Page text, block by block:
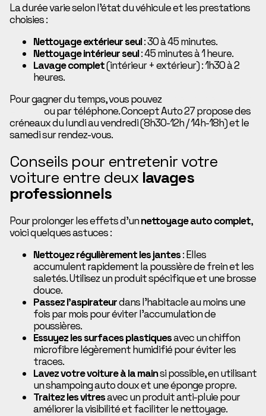
La durée varie selon l’état du véhicule et les prestations
choisies :
Nettoyage extérieur seul: 30 à 45 minutes.
Nettoyage intérieur seul: 45 minutes à 1 heure.
Lavage complet(intérieur + extérieur) : 1h30 à 2
heures.
Pour gagner du temps, vous pouvez
ou par téléphone. Concept Auto 27 propose des
créneaux du lundi au vendredi (8h30-12h / 14h-18h) et le
samedi sur rendez-vous.
Conseils pour entretenir votre
voiture entre deux lavages
professionnels
Pour prolonger les effets d’unnettoyage auto complet,
voici quelques astuces :
Nettoyez régulièrement les jantes: Elles
accumulent rapidement la poussière de frein et les
saletés. Utilisez un produit spécifique et une brosse
douce.
Passez l’aspirateurdans l’habitacle au moins une
fois par mois pour éviter l’accumulation de
poussières.
Essuyez les surfaces plastiquesavec un chiffon
microfibre légèrement humidifié pour éviter les
traces.
Lavez votre voiture à la mainsi possible, en utilisant
un shampoing auto doux et une éponge propre.
Traitez les vitresavec un produit anti-pluie pour
améliorer la visibilité et faciliter le nettoyage.